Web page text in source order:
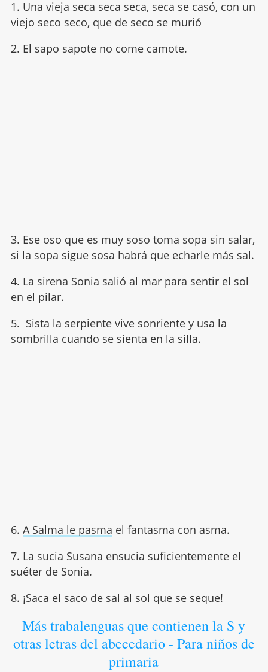
1. Una vieja seca seca seca, seca se casó, con un
viejo seco seco, que de seco se murió
2. El sapo sapote no come camote.
3. Ese oso que es muy soso toma sopa sin salar,
si la sopa sigue sosa habrá que echarle más sal.
4. La sirena Sonia salió al mar para sentir el sol
en el pilar.
5. Sista la serpiente vive sonriente y usa la
sombrilla cuando se sienta en la silla.
6. A Salma le pasma el fantasma con asma.
7. La sucia Susana ensucia suficientemente el
suéter de Sonia.
8. ¡Saca el saco de sal al sol que se seque!
Más trabalenguas que contienen la S y
otras letras del abecedario - Para niños de
primaria